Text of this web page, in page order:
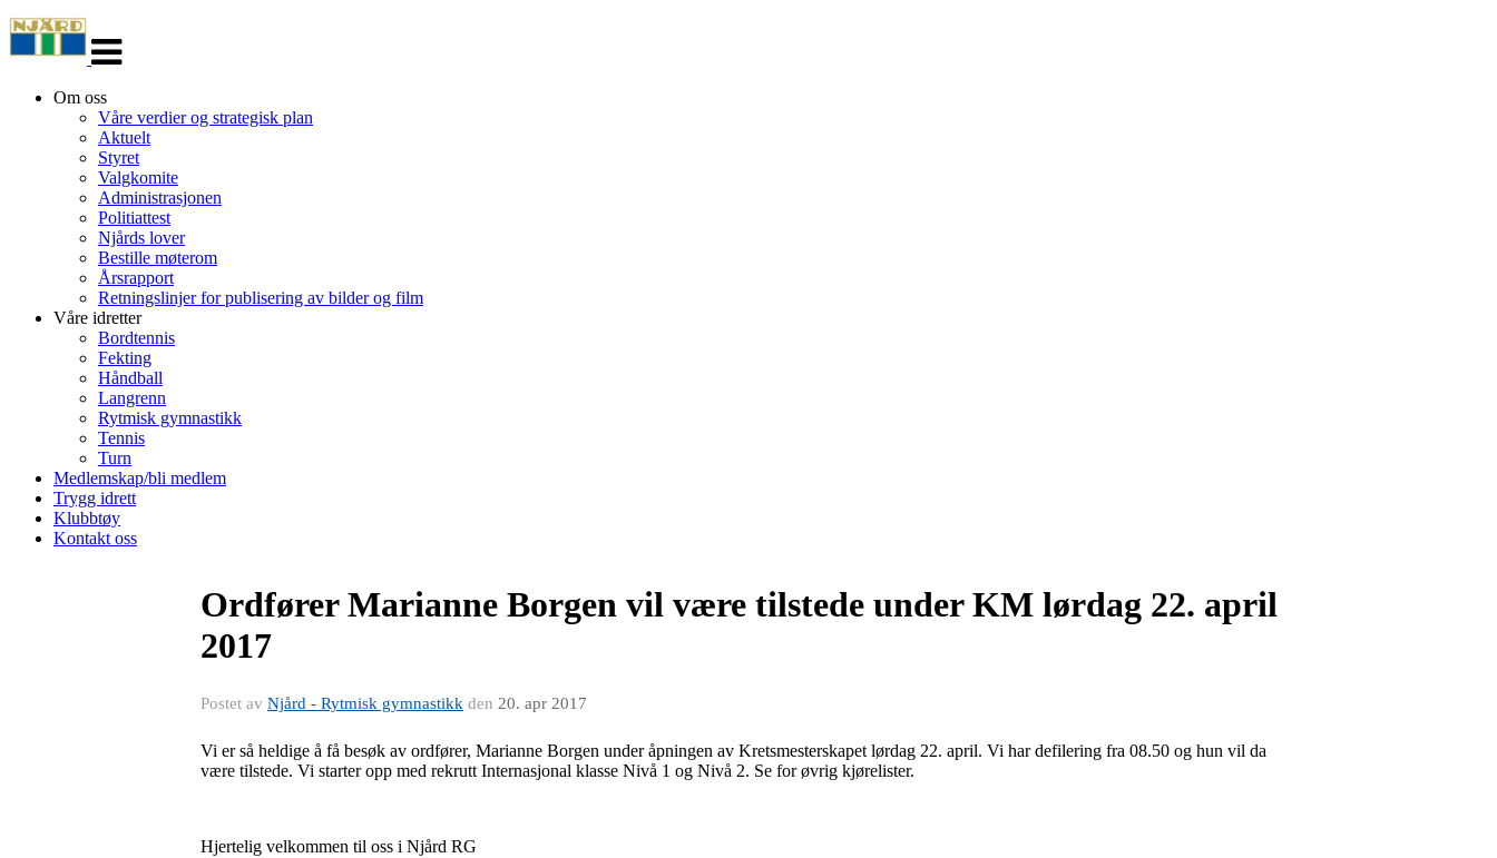
navigasjon
Om oss
Våre verdier og strategisk plan
Aktuelt
Styret
Valgkomite
Administrasjonen
Politiattest
Njårds lover
Bestille møterom
Årsrapport
Retningslinjer for publisering av bilder og film
Våre idretter
Bordtennis
Fekting
Håndball
Langrenn
Rytmisk gymnastikk
Tennis
Turn
Medlemskap/bli medlem
Trygg idrett
Klubbtøy
Kontakt oss
Ordfører Marianne Borgen vil være tilstede under KM lørdag 22. april
2017
Postet av Njård - Rytmisk gymnastikk den 20. apr 2017
Vi er så heldige å få besøk av ordfører, Marianne Borgen under åpningen av Kretsmesterskapet lørdag 22. april. Vi har defilering fra 08.50 og hun vil da
være tilstede. Vi starter opp med rekrutt Internasjonal klasse Nivå 1 og Nivå 2. Se for øvrig kjørelister.
Hjertelig velkommen til oss i Njård RG